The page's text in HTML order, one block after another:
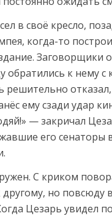
в своё кресло,
когда-то
Заговорщики
обратились к нему с
решительно
ему сзади удар
— закричал
его сенаторы
С криком
но повсюду
Цезарь увидел